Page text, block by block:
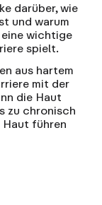
darüber, wie
und warum
wichtige
spielt.
aus hartem
mit der
die Haut
zu chronisch
führen